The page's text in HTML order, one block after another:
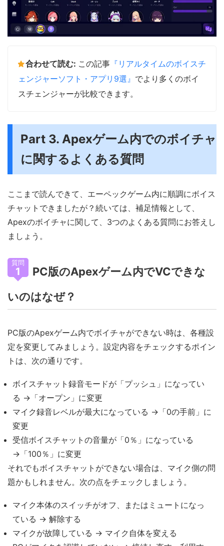
合わせて読む: この記事 『リアルタイムのボイスチ
ェンジャーソフト・アプリ9選』 でより多くのボイ
スチェンジャーが比較できます。
Part 3. Apexゲーム内でのボイチャ
に関するよくある質問
ここまで読んできて、エーペックゲーム内に順調にボイス
チャットできましたが？続いては、補足情報として、
Apexのボイチャに関して、3つのよくある質問にお答えし
ましょう。
質問
1
PC版のApexゲーム内でVCできな
いのはなぜ？
PC版のApexゲーム内でボイチャができない時は、各種設
定を変更してみましょう。設定内容をチェックするポイン
トは、次の通りです。
ボイスチャット録音モードが「プッシュ」になってい
る →「オープン」に変更
マイク録音レベルが最大になっている →「0の手前」に
変更
受信ボイスチャットの音量が「0％」になっている
→「100％」に変更
それでもボイスチャットができない場合は、マイク側の問
題かもしれません。次の点をチェックしましょう。
マイク本体のスイッチがオフ、またはミュートになっ
ている → 解除する
マイクが故障している → マイク自体を変える